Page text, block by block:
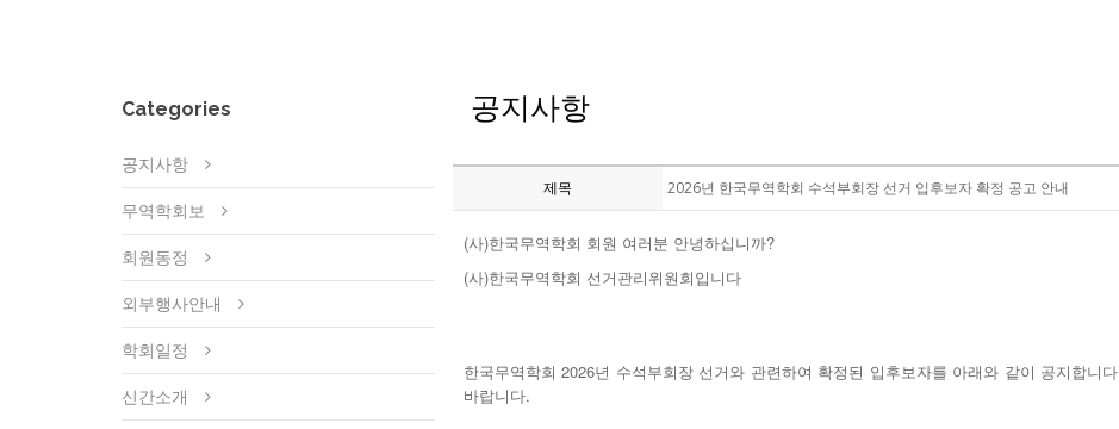
Categories
공지사항
무역학회보
회원동정
외부행사안내
학회일정
신간소개
공지사항
제목 2026년 한국무역학회 수석부회장 선거 입후보자 확정 공고 안내
(사)한국무역학회 회원 여러분 안녕하십니까?
(사)한국무역학회 선거관리위원회입니다
한국무역학회 2026년 수석부회장 선거와 관련하여 확정된 입후보자를 아래와 같이 공지합니
바랍니다.